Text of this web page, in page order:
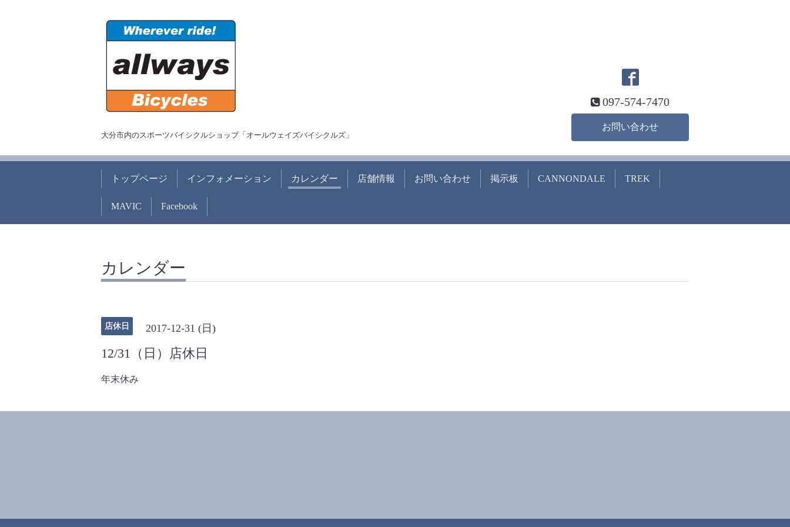
大分市内のスポーツバイシクルショップ「オールウェイズバイシクルズ」
097-574-7470
お問い合わせ
トップページ インフォメーション カレンダー 店舗情報 お問い合わせ 掲示板 CANNONDALE TREK
MAVIC Facebook
カレンダー
店休日 2017-12-31 (日)
12/31（日）店休日
年末休み